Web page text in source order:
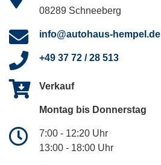
08289 Schneeberg
info@autohaus-hempel.de
+49 37 72 / 28 513
Verkauf
Montag bis Donnerstag
7:00 - 12:20 Uhr
13:00 - 18:00 Uhr